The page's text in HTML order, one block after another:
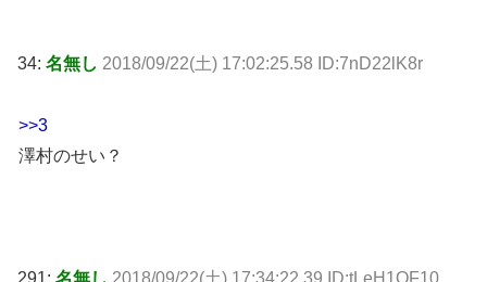
34: 名無し 2018/09/22(土) 17:02:25.58 ID:7nD22lK8r
>>3
澤村のせい？